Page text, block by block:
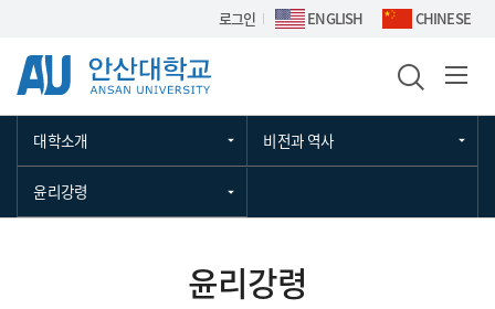
Skip Menu로그인 ENGLISH CHINESE
대학소개 비전과 역사
윤리강령
윤리강령